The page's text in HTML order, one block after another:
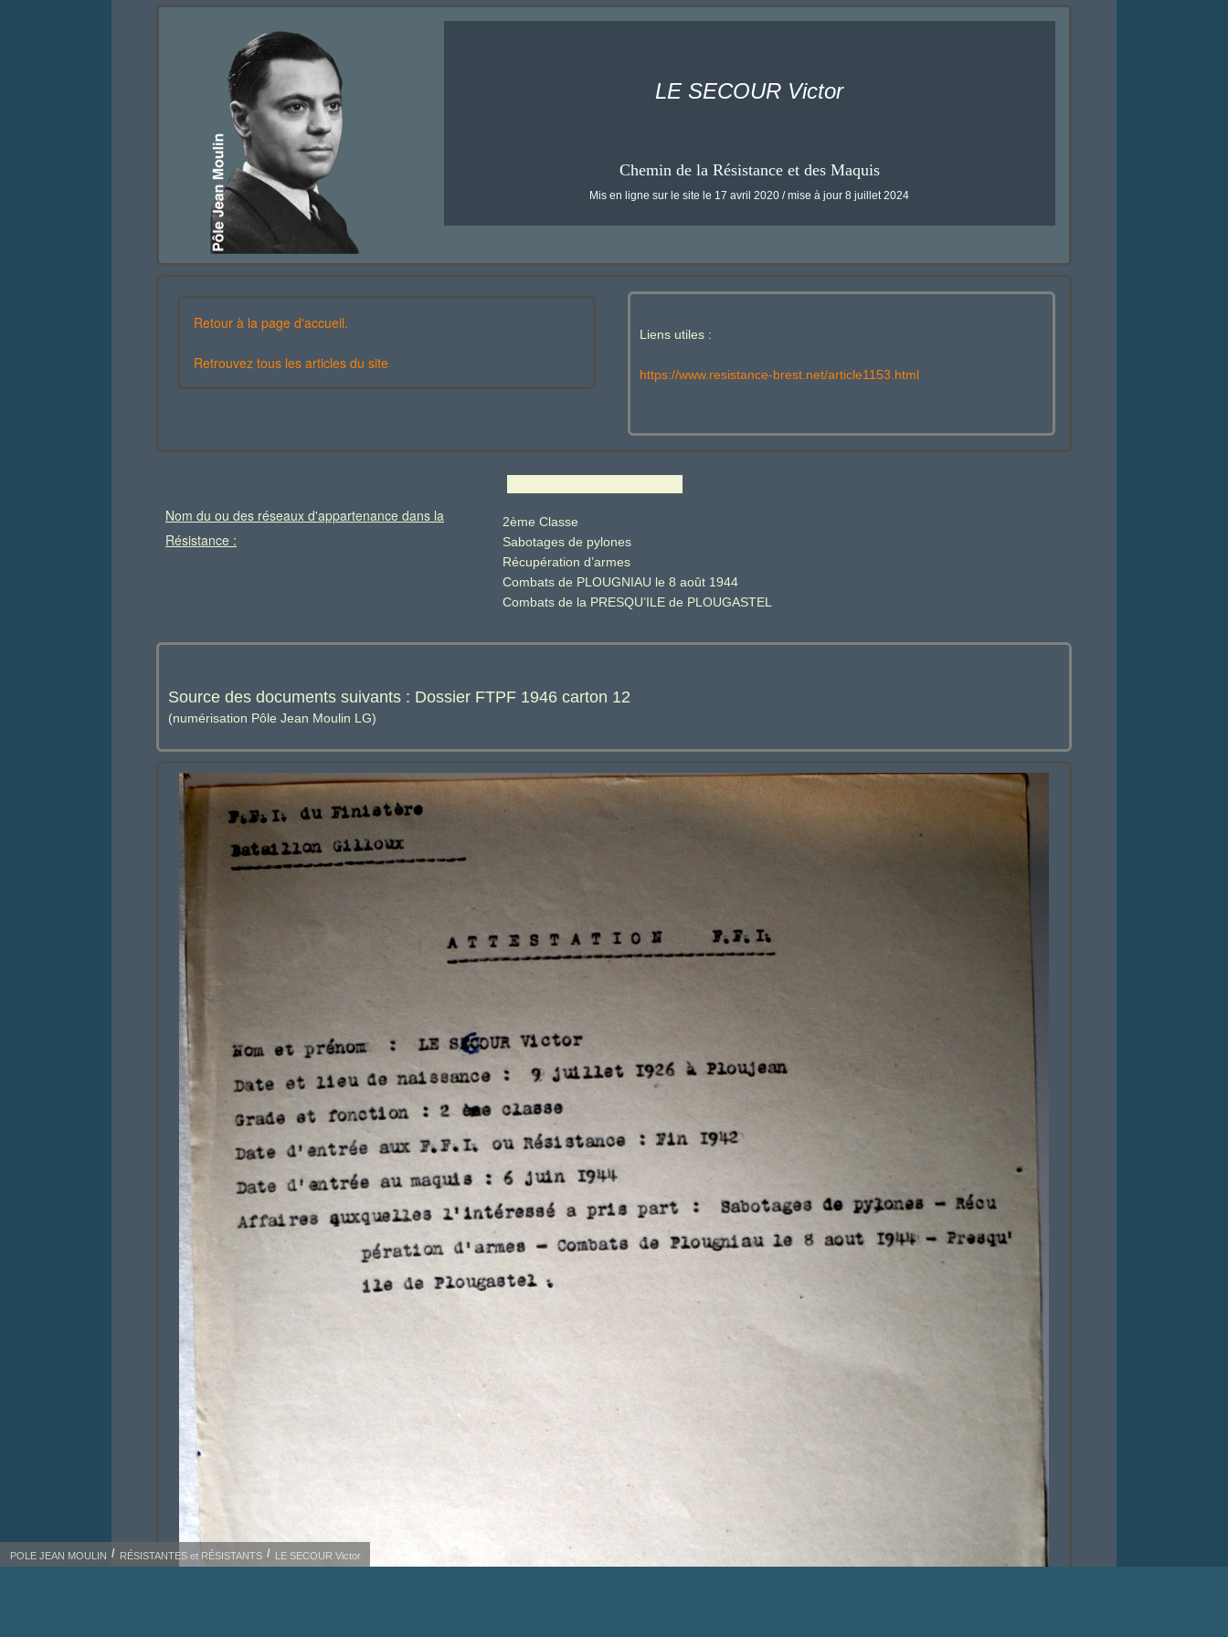
LE SECOUR Victor
Chemin de la Résistance et des Maquis
Mis en ligne sur le site le 17 avril 2020 / mise à jour 8 juillet 2024
Retour à la page d'accueil.
Retrouvez tous les articles du site
Liens utiles :
https://www.resistance-brest.net/article1153.html
Nom du ou des réseaux d'appartenance dans la
Résistance :
2ème Classe
Sabotages de pylones
Récupération d’armes
Combats de PLOUGNIAU le 8 août 1944
Combats de la PRESQU’ILE de PLOUGASTEL
Source des documents suivants : Dossier FTPF 1946 carton 12
(numérisation Pôle Jean Moulin LG)
POLE JEAN MOULIN RÉSISTANTES et RÉSISTANTS LE SECOUR Victor